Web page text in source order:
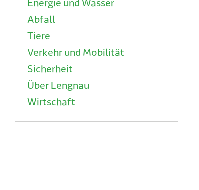
Energie und Wasser
Abfall
Tiere
Verkehr und Mobilität
Sicherheit
Über Lengnau
Wirtschaft